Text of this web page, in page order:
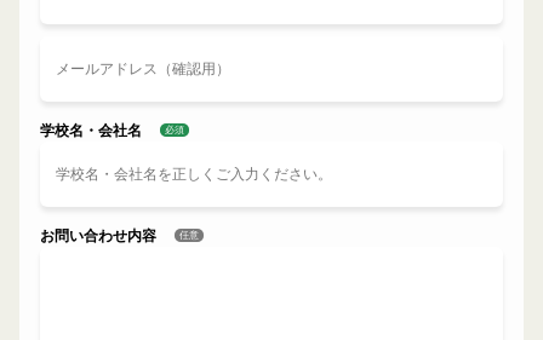
学校名・会社名 必須
お問い合わせ内容 任意